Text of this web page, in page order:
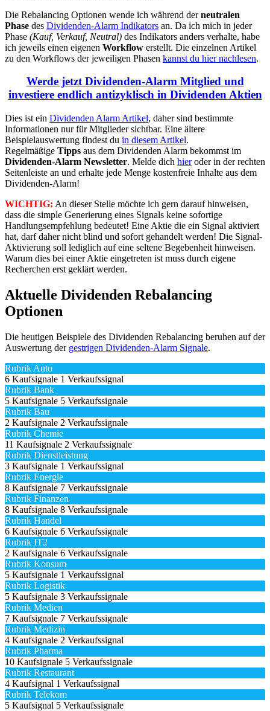
Die Rebalancing Optionen wende ich während derneutralen
Phase des Dividenden-Alarm Indikators an. Da ich mich in jeder
Phase (Kauf, Verkauf, Neutral) des Indikators anders verhalte, habe
ich jeweils einen eigenen Workflow erstellt. Die einzelnen Artikel
zu den Workflows der jeweiligen Phasen kannst du hier nachlesen.
Werde jetzt Dividenden-Alarm Mitglied und
investiere endlich antizyklisch in Dividenden Aktien
Dies ist ein Dividenden Alarm Artikel, daher sind bestimmte
Informationen nur für Mitglieder sichtbar. Eine ältere
Beispielauswertung findest du in diesem Artikel.
Regelmäßige Tipps aus dem Dividenden Alarm bekommst im
Dividenden-Alarm Newsletter. Melde dich hieroder in der rechten
Seitenleiste an und erhalte jede Menge kostenfreie Inhalte aus dem
Dividenden-Alarm!
WICHTIG: An dieser Stelle möchte ich gern darauf hinweisen,
dass die simple Generierung eines Signals keine sofortige
Handlungsempfehlung bedeutet! Eine Aktie die ein Signal aktiviert
hat, darf daher nicht blind und sofort gehandelt werden! Die Signal-
Aktivierung soll lediglich auf eine seltene Begebenheit hinweisen.
Warum dies bei einer Aktie eingetreten ist muss durch eigene
Recherchen erst geklärt werden.
Aktuelle Dividenden Rebalancing
Optionen
Die heutigen Beispiele des Dividenden Rebalancing beruhen auf der
Auswertung der gestrigen Dividenden-Alarm Signale.
Rubrik Auto
6 Kaufsignale 1 Verkaufssignal
Rubrik Bank
5 Kaufsignale 5 Verkaufssignale
Rubrik Bau
2 Kaufsignale 2 Verkaufssignale
Rubrik Chemie
11 Kaufsignale 2 Verkaufssignale
Rubrik Dienstleistung
3 Kaufsignale 1 Verkaufssignal
Rubrik Energie
8 Kaufsignale 7 Verkaufssignale
Rubrik Finanzen
8 Kaufsignale 8 Verkaufssignale
Rubrik Handel
6 Kaufsignale 6 Verkaufssignale
Rubrik IT2
2 Kaufsignale 6 Verkaufssignale
Rubrik Konsum
5 Kaufsignale 1 Verkaufssignal
Rubrik Logistik
5 Kaufsignale 3 Verkaufssignale
Rubrik Medien
7 Kaufsignale 7 Verkaufssignale
Rubrik Medizin
4 Kaufsignale 2 Verkaufssignal
Rubrik Pharma
10 Kaufsignale 5 Verkaufssignale
Rubrik Restaurant
4 Kaufsignal 1 Verkaufssignal
Rubrik Telekom
5 Kaufsignal 5 Verkaufssignale